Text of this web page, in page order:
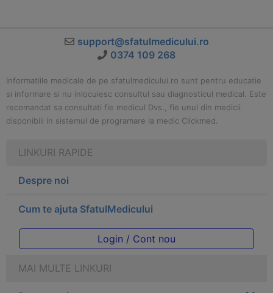
support@sfatulmedicului.ro
0374 109 268
Informatiile medicale de pe sfatulmedicului.ro sunt pentru educatie
si informare si nu inlocuiesc consultul sau diagnosticul medical. Este
recomandat sa consultati fie medicul Dvs., fie unul din medicii
disponibili in sistemul de programare la medic Clickmed.
LINKURI RAPIDE
Despre noi
Cum te ajuta SfatulMedicului
Login / Cont nou
MAI MULTE LINKURI